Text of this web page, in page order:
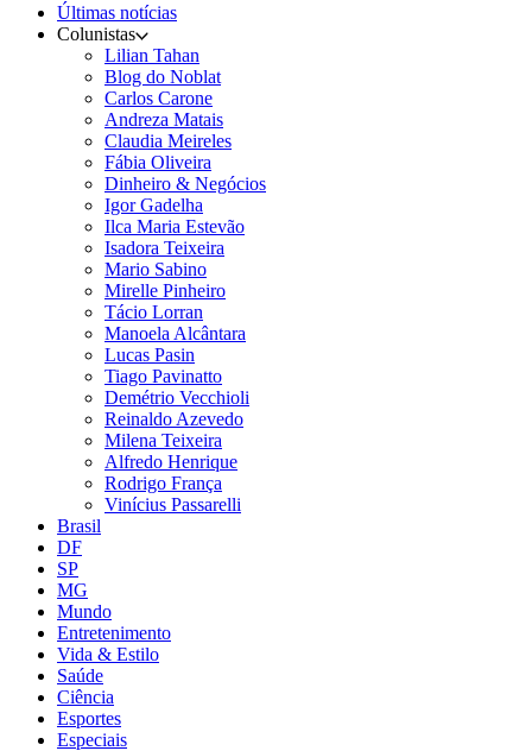
Últimas notícias
Colunistas
Lilian Tahan
Blog do Noblat
Carlos Carone
Andreza Matais
Claudia Meireles
Fábia Oliveira
Dinheiro & Negócios
Igor Gadelha
Ilca Maria Estevão
Isadora Teixeira
Mario Sabino
Mirelle Pinheiro
Tácio Lorran
Manoela Alcântara
Lucas Pasin
Tiago Pavinatto
Demétrio Vecchioli
Reinaldo Azevedo
Milena Teixeira
Alfredo Henrique
Rodrigo França
Vinícius Passarelli
Brasil
DF
SP
MG
Mundo
Entretenimento
Vida & Estilo
Saúde
Ciência
Esportes
Especiais